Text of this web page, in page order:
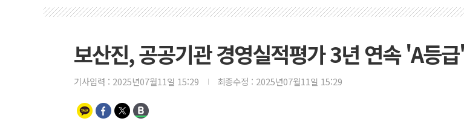
李대통령, 오늘
[오늘의 국회일
이란, 美·이스
리투아니아
구광모, 내주
보산진, 공공기관 경영실적평가 3년 연속 'A등
기사입력 : 2025년07월11일 15:29 최종수정 : 2025년07월11일 15:29